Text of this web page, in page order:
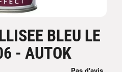
BLEU LE
- AUTOK